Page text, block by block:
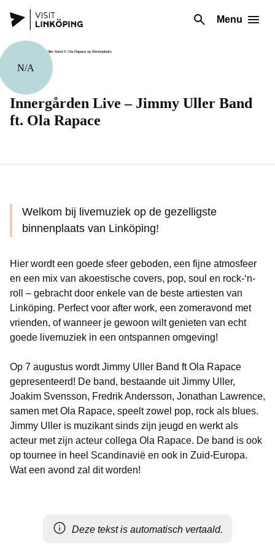
Menu
N/A
Innergården Live – Jimmy Uller Band
ft. Ola Rapace
Welkom bij livemuziek op de gezelligste
binnenplaats van Linköping!
Hier wordt een goede sfeer geboden, een fijne atmosfeer
en een mix van akoestische covers, pop, soul en rock-‘n-
roll – gebracht door enkele van de beste artiesten van
Linköping. Perfect voor after work, een zomeravond met
vrienden, of wanneer je gewoon wilt genieten van echt
goede livemuziek in een ontspannen omgeving!
Op 7 augustus wordt Jimmy Uller Band ft Ola Rapace
gepresenteerd! De band, bestaande uit Jimmy Uller,
Joakim Svensson, Fredrik Andersson, Jonathan Lawrence,
samen met Ola Rapace, speelt zowel pop, rock als blues.
Jimmy Uller is muzikant sinds zijn jeugd en werkt als
acteur met zijn acteur collega Ola Rapace. De band is ook
op tournee in heel Scandinavië en ook in Zuid-Europa.
Wat een avond zal dit worden!
Deze tekst is automatisch vertaald.